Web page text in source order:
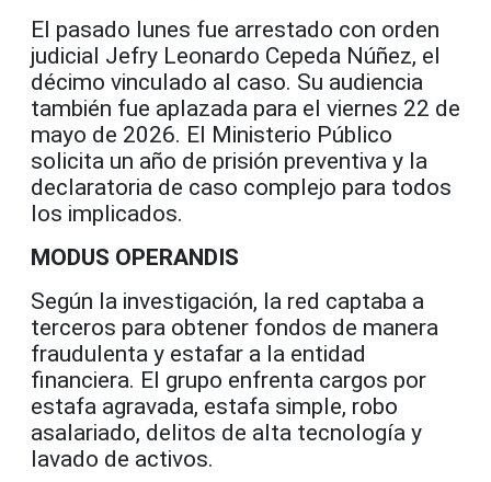
El pasado lunes fue arrestado con orden
judicial Jefry Leonardo Cepeda Núñez, el
décimo vinculado al caso. Su audiencia
también fue aplazada para el viernes 22 de
mayo de 2026. El Ministerio Público
solicita un año de prisión preventiva y la
declaratoria de caso complejo para todos
los implicados.
MODUS OPERANDIS
Según la investigación, la red captaba a
terceros para obtener fondos de manera
fraudulenta y estafar a la entidad
financiera. El grupo enfrenta cargos por
estafa agravada, estafa simple, robo
asalariado, delitos de alta tecnología y
lavado de activos.